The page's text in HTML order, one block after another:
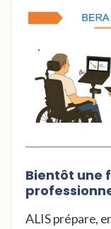
Bientôt une
ALIS prépare,